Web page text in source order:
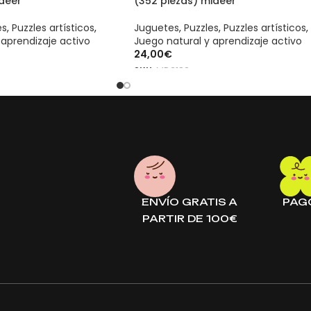
, Puzzles artísticos,
activo
Juguetes, Puzzles, Puzzles artísticos,
Juego natural y aprendizaje activo
24,00€
SKU: MD3182
ENVÍO GRATIS A
PARTIR DE 100€